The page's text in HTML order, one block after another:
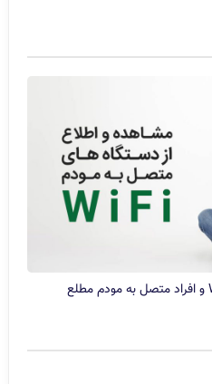
چطور از هک شدن وای فای WiFI و افراد متصل به مودم مطلع